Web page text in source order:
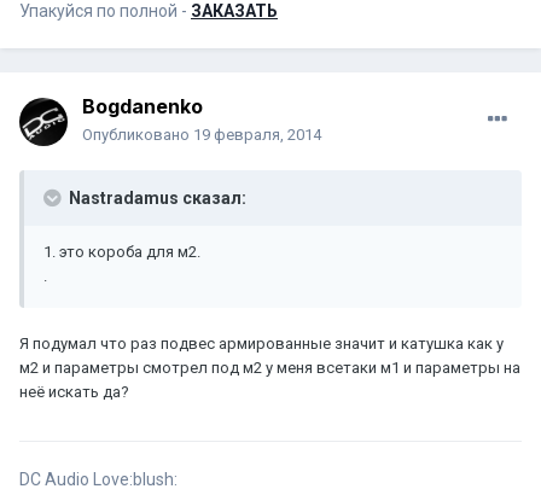
Упакуйся по полной - ЗАКАЗАТЬ
Bogdanenko
Опубликовано 19 февраля, 2014
Nastradamus сказал:
1. это короба для м2.
.
Я подумал что раз подвес армированные значит и катушка как у
м2 и параметры смотрел под м2 у меня всетаки м1 и параметры на
неё искать да?
DC Audio Love:blush: